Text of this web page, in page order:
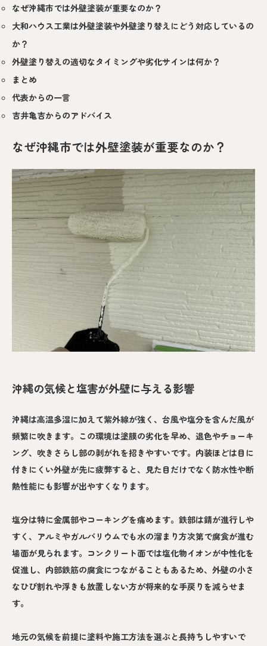
なぜ沖縄市では外壁塗装が重要なのか？
大和ハウス工業は外壁塗装や外壁塗り替えにどう対応しているの
か？
外壁塗り替えの適切なタイミングや劣化サインは何か？
まとめ
代表からの一言
吉井亀吉からのアドバイス
なぜ沖縄市では外壁塗装が重要なのか？
沖縄の気候と塩害が外壁に与える影響
沖縄は高温多湿に加えて紫外線が強く、台風や塩分を含んだ風が
頻繁に吹きます。この環境は塗膜の劣化を早め、退色やチョーキ
ング、吹きさらし部の剥がれを招きやすいです。内装ほどは目に
付きにくい外壁が先に疲弊すると、見た目だけでなく防水性や断
熱性能にも影響が出やすくなります。
塩分は特に金属部やコーキングを痛めます。鉄部は錆が進行しや
すく、アルミやガルバリウムでも水の溜まり方次第で腐食が進む
場面が見られます。コンクリート面では塩化物イオンが中性化を
促進し、内部鉄筋の腐食につながることもあるため、外壁の小さ
なひび割れや浮きも放置しない方が将来的な手戻りを減らせま
す。
地元の気候を前提に塗料や施工方法を選ぶと長持ちしやすいで